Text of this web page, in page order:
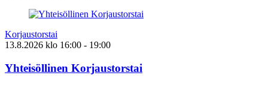
Korjaustorstai
13.8.2026 klo 16:00 - 19:00
Yhteisöllinen Korjaustorstai